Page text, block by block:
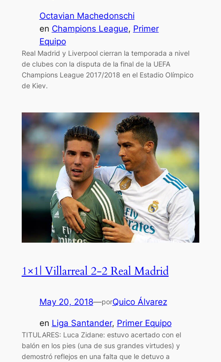
Octavian Machedonschi
en Champions League, Primer
Equipo
Real Madrid y Liverpool cierran la temporada a nivel
de clubes con la disputa de la final de la UEFA
Champions League 2017/2018 en el Estadio Olímpico
de Kiev.
1×1| Villarreal 2-2 Real Madrid
May 20, 2018—porQuico Álvarez
en Liga Santander, Primer Equipo
TITULARES: Luca Zidane: estuvo acertado con el
balón en los pies (una de sus grandes virtudes) y
demostró reflejos en una falta que le detuvo a